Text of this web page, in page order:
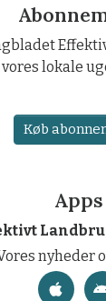
vores lokale
Køb
Apps
nyheder